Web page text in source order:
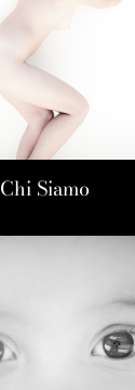
Chi Siamo